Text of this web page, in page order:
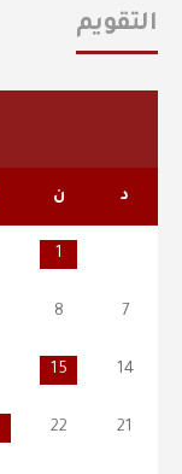
التقويم
د ن
1
7
8
14
15
21
22